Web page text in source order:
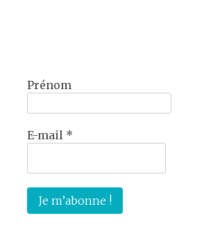
Prénom
E-mail *